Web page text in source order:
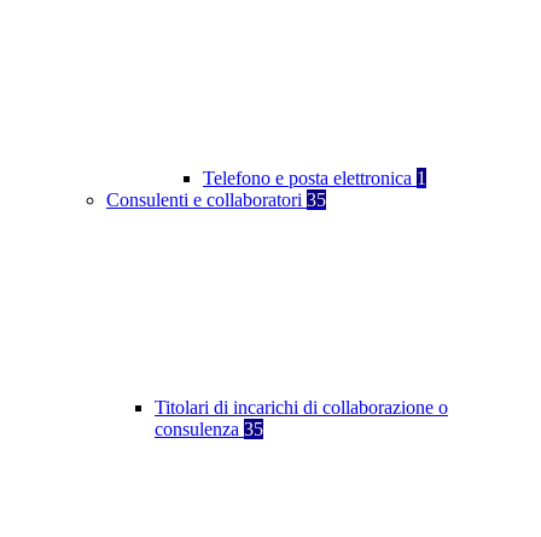
Telefono e posta elettronica 1
Consulenti e collaboratori 35
Titolari di incarichi di collaborazione o
consulenza 35